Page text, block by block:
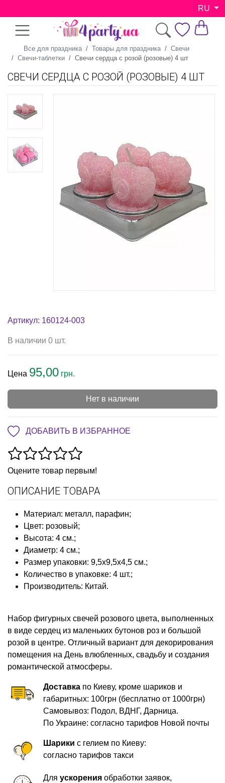
RU
Все для праздника Товары для праздника
Свечи
Свечи-таблетки
Свечи сердца с розой (розовые) 4 шт
СВЕЧИ СЕРДЦА С РОЗОЙ (РОЗОВЫЕ) 4 ШТ
Артикул: 160124-003
В наличии 0 шт.
Цена 95,00 грн.
Нет в наличии
ДОБАВИТЬ В ИЗБРАННОЕ
Оцените товар первым!
ОПИСАНИЕ ТОВАРА
Материал: металл, парафин;
Цвет: розовый;
Высота: 4 см.;
Диаметр: 4 см.;
Размер упаковки: 9,5х9,5х4,5 см.;
Количество в упаковке: 4 шт.;
Производитель: Китай.
Набор фигурных свечей розового цвета, выполненных
в виде сердец из маленьких бутонов роз и большой
розой в центре. Отличный вариант для декорирования
помещения на День влюбленных, свадьбу и создания
романтической атмосферы.
Доставка по Киеву, кроме шариков и
габаритных: 100грн (бесплатно от 1000грн)
Самовывоз: Подол, ВДНГ, Дарница.
По Украине: согласно тарифов Новой почты
Шарики с гелием по Киеву:
согласно тарифов такси
Дляускорения обработки заявок,